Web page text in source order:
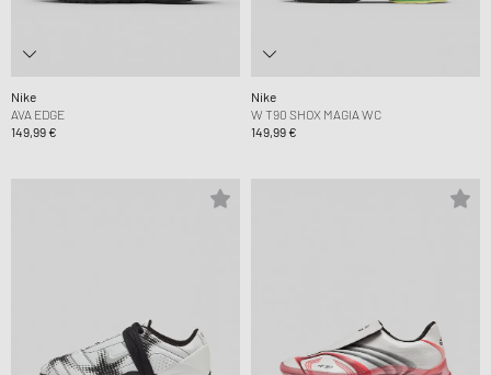
Nike
AVA EDGE
149,99 €
Nike
W T90 SHOX MAGIA WC
149,99 €